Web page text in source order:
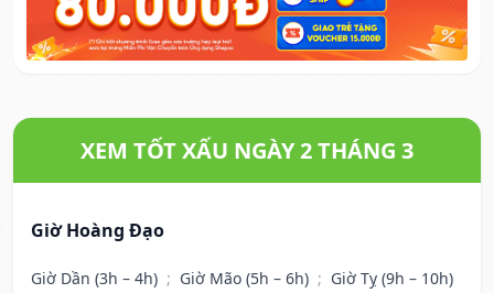
XEM TỐT XẤU NGÀY 2 THÁNG 3
Giờ Hoàng Đạo
Giờ Dần (3h – 4h) ; Giờ Mão (5h – 6h) ; Giờ Tỵ (9h – 10h)